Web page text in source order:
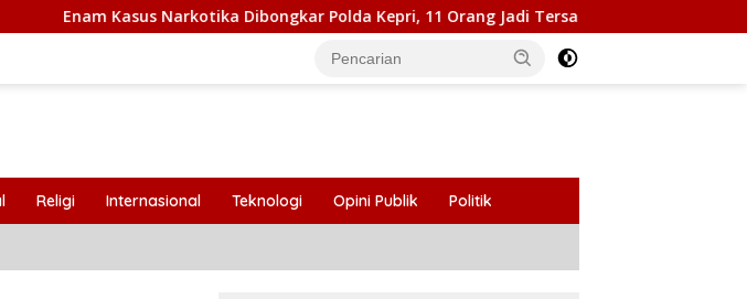
Narkotika Dibongkar Polda Kepri, 11 Orang Jadi Tersangka Mobil Warga Terparkir
Religi Internasional Teknologi Opini Publik Politik